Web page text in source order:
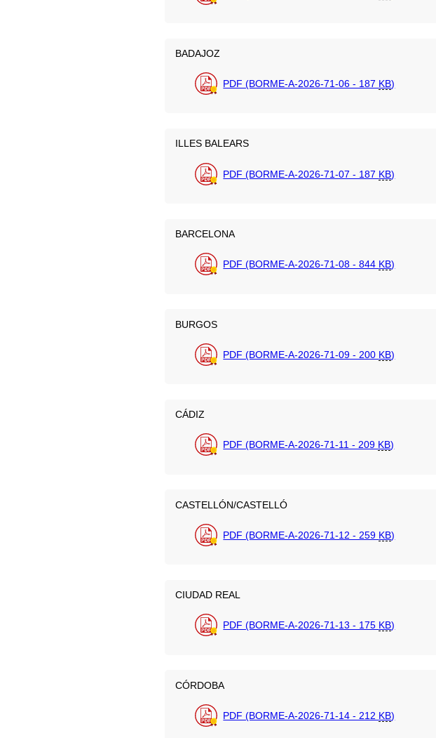
BADAJOZ
PDF (BORME-A-2026-71-06 - 187 KB)
ILLES BALEARS
PDF (BORME-A-2026-71-07 - 187 KB)
BARCELONA
PDF (BORME-A-2026-71-08 - 844 KB)
BURGOS
PDF (BORME-A-2026-71-09 - 200 KB)
CÁDIZ
PDF (BORME-A-2026-71-11 - 209 KB)
CASTELLÓN/CASTELLÓ
PDF (BORME-A-2026-71-12 - 259 KB)
CIUDAD REAL
PDF (BORME-A-2026-71-13 - 175 KB)
CÓRDOBA
PDF (BORME-A-2026-71-14 - 212 KB)